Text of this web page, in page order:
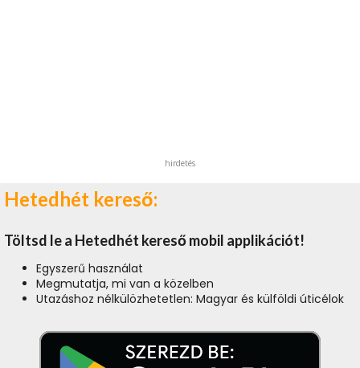
hirdetés
Hetedhét kereső:
Töltsd le a Hetedhét kereső mobil applikációt!
Egyszerű használat
Megmutatja, mi van a közelben
Utazáshoz nélkülözhetetlen: Magyar és külföldi úticélok